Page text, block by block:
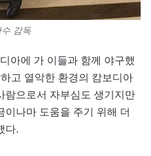
감독
아에 가 이들과 함께 야구했
고 열악한 환경의 캄보디아
람으로서 자부심도 생기지만
나마 도움을 주기 위해 더
다.